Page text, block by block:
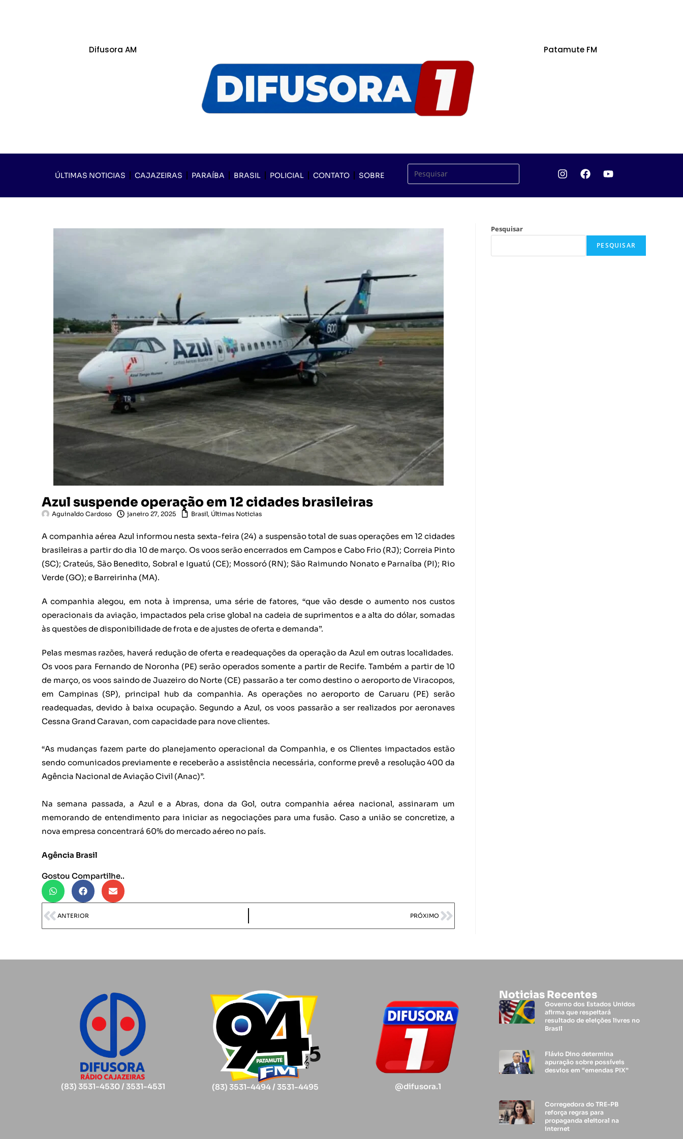
Difusora AM Patamute FM
ÚLTIMAS NOTICIAS CAJAZEIRAS PARAÍBA BRASIL POLICIAL CONTATO SOBRE
Azul suspende operação em 12 cidades brasileiras
Aguinaldo Cardoso janeiro 27, 2025 Brasil, Últimas Noticias
A companhia aérea Azul informou nesta sexta-feira (24) a suspensão total de suas operações em 12 cidades
brasileiras a partir do dia 10 de março. Os voos serão encerrados em Campos e Cabo Frio (RJ); Correia Pinto
(SC); Crateús, São Benedito, Sobral e Iguatú (CE); Mossoró (RN); São Raimundo Nonato e Parnaíba (PI); Rio
Verde (GO); e Barreirinha (MA).
A companhia alegou, em nota à imprensa, uma série de fatores, “que vão desde o aumento nos custos
operacionais da aviação, impactados pela crise global na cadeia de suprimentos e a alta do dólar, somadas
às questões de disponibilidade de frota e de ajustes de oferta e demanda”.
Pelas mesmas razões, haverá redução de oferta e readequações da operação da Azul em outras localidades.
Os voos para Fernando de Noronha (PE) serão operados somente a partir de Recife. Também a partir de 10
de março, os voos saindo de Juazeiro do Norte (CE) passarão a ter como destino o aeroporto de Viracopos,
em Campinas (SP), principal hub da companhia. As operações no aeroporto de Caruaru (PE) serão
readequadas, devido à baixa ocupação. Segundo a Azul, os voos passarão a ser realizados por aeronaves
Cessna Grand Caravan, com capacidade para nove clientes.
“As mudanças fazem parte do planejamento operacional da Companhia, e os Clientes impactados estão
sendo comunicados previamente e receberão a assistência necessária, conforme prevê a resolução 400 da
Agência Nacional de Aviação Civil (Anac)”.
Na semana passada, a Azul e a Abras, dona da Gol, outra companhia aérea nacional, assinaram um
memorando de entendimento para iniciar as negociações para uma fusão. Caso a união se concretize, a
nova empresa concentrará 60% do mercado aéreo no país.
Agência Brasil
Gostou Compartilhe..
ANTERIOR PRÓXIMO
Pesquisar
PESQUISAR
(83) 3531-4530 / 3531-4531 (83) 3531-4494 / 3531-4495 @difusora.1
Noticias Recentes
Governo dos Estados Unidos
afirma que respeitará
resultado de eleições livres no
Brasil
Flávio Dino determina
apuração sobre possíveis
desvios em “emendas PIX”
Corregedora do TRE-PB
reforça regras para
propaganda eleitoral na
internet